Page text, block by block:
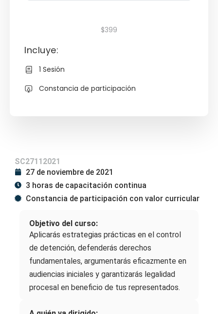
SC27112021
27 de noviembre de 2021
3 horas de capacitación continua
Constancia de participación con valor curricular
Objetivo del curso:
Aplicarás estrategias prácticas en el control
de detención, defenderás derechos
fundamentales, argumentarás eficazmente en
audiencias iniciales y garantizarás legalidad
procesal en beneficio de tus representados.
$399
Incluye:
1 Sesión
Constancia de participación